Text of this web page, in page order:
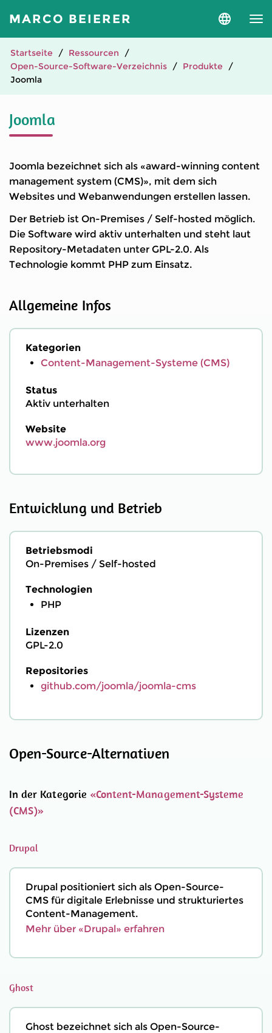
MARCO BEIERER
Sprache
Startseite
Ressourcen
Open-Source-Software-Verzeichnis
Produkte
Joomla
Joomla
Joomla bezeichnet sich als «award-winning content
management system (CMS)», mit dem sich
Websites und Webanwendungen erstellen lassen.
Der Betrieb ist On-Premises / Self-hosted möglich.
Die Software wird aktiv unterhalten und steht laut
Repository-Metadaten unter GPL-2.0. Als
Technologie kommt PHP zum Einsatz.
Allgemeine Infos
Kategorien
Content-Management-Systeme (CMS)
Status
Aktiv unterhalten
Website
www.joomla.org
Entwicklung und Betrieb
Betriebsmodi
On-Premises / Self-hosted
Technologien
PHP
Lizenzen
GPL-2.0
Repositories
github.com/joomla/joomla-cms
Open-Source-Alternativen
In der Kategorie «Content-Management-Systeme
(CMS)»
Drupal
Drupal positioniert sich als Open-Source-
CMS für digitale Erlebnisse und strukturiertes
Content-Management.
Mehr über «Drupal» erfahren
Ghost
Ghost bezeichnet sich als Open-Source-